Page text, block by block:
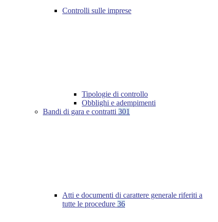
Controlli sulle imprese
Tipologie di controllo
Obblighi e adempimenti
Bandi di gara e contratti 301
Atti e documenti di carattere generale riferiti a
tutte le procedure 36